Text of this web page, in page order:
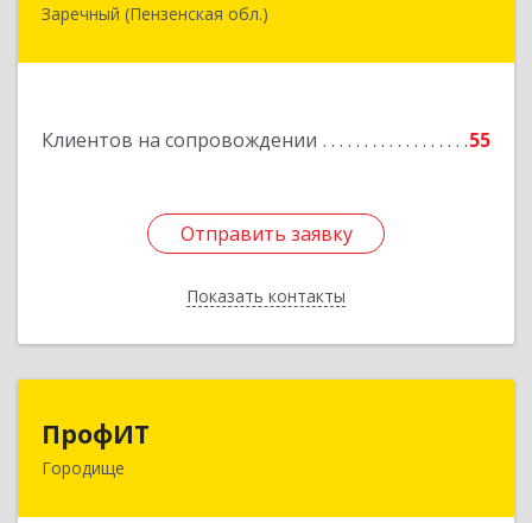
Заречный (Пензенская обл.)
Клиентов на сопровождении 55
Отправить заявку
Показать контакты
442962, Пензенская обл, Заречный г,
Отправить заявку
Назад
ПрофИТ
Городище
442310, Пензенская обл, Городищенский р-н,